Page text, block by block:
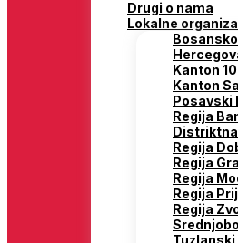
Drugi o nama
Lokalne
Kanton 10
Kanton
Posavski
Regija
Regija
Regija
Regija
Regija
Regija